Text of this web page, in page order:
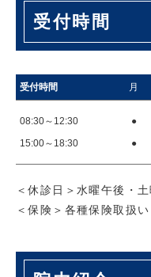
受付時間
受付時間 月
08:30～12:30 ●
15:00～18:30
●
＜休診日＞水曜午後・
＜保険＞各種保険取扱い